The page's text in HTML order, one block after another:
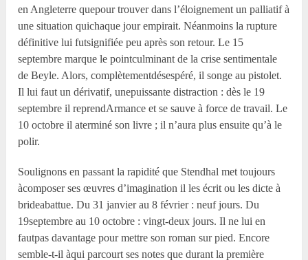
en Angleterre quepour trouver dans l’éloignement un palliatif à
une situation quichaque jour empirait. Néanmoins la rupture
définitive lui futsignifiée peu après son retour. Le 15
septembre marque le pointculminant de la crise sentimentale
de Beyle. Alors, complètementdésespéré, il songe au pistolet.
Il lui faut un dérivatif, unepuissante distraction : dès le 19
septembre il reprendArmance et se sauve à force de travail. Le
10 octobre il aterminé son livre ; il n’aura plus ensuite qu’à le
polir.
Soulignons en passant la rapidité que Stendhal met toujours
àcomposer ses œuvres d’imagination il les écrit ou les dicte à
brideabattue. Du 31 janvier au 8 février : neuf jours. Du
19septembre au 10 octobre : vingt-deux jours. Il ne lui en
fautpas davantage pour mettre son roman sur pied. Encore
semble-t-il àqui parcourt ses notes que durant la première